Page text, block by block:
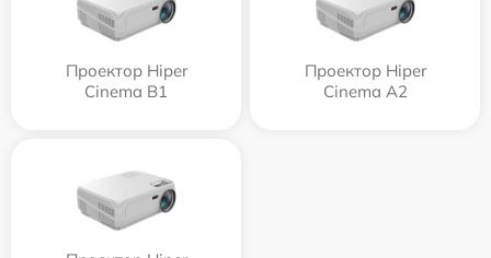
Проектор Hiper
Cinema B1
Проектор Hiper
Cinema A2